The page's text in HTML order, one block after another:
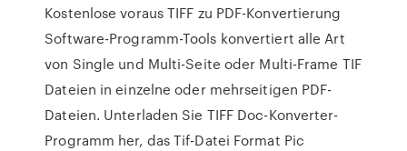
Kostenlose voraus TIFF zu PDF-Konvertierung
Software-Programm-Tools konvertiert alle Art
von Single und Multi-Seite oder Multi-Frame TIF
Dateien in einzelne oder mehrseitigen PDF-
Dateien. Unterladen Sie TIFF Doc-Konverter-
Programm her, das Tif-Datei Format Pic